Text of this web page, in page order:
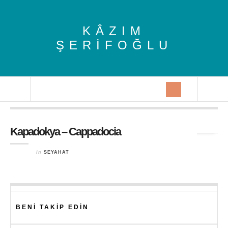
KÂZIM
ŞERIFOĞLU
Kapadokya – Cappadocia
in SEYAHAT
BENI TAKIP EDIN